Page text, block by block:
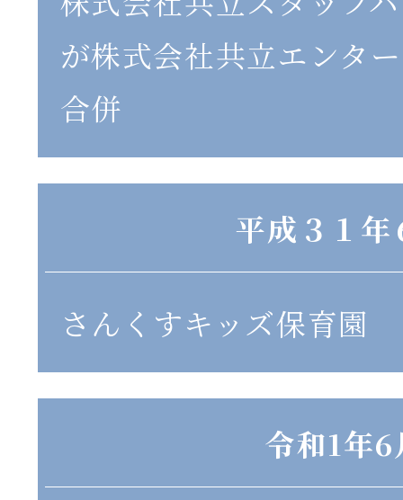
が株式会社共立エンタ
合併
平成３１年
さんくすキッズ保育園
令和1年6